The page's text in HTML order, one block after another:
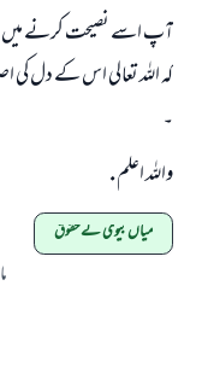
آپ اسے نصیحت کرنے میں
کہ اللہ تعالی اس کے دل
۔
واللہ اعلم .
میاں بیوی کے حقوق